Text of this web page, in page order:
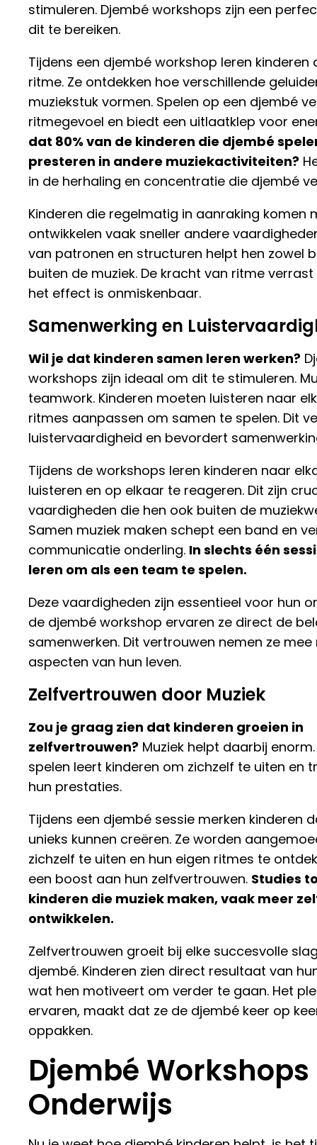
stimuleren. Djembé workshops zijn een
dit te bereiken.
Tijdens een djembé workshop leren kinderen
ritme. Ze ontdekken hoe verschillende
muziekstuk vormen. Spelen op een djembé
ritmegevoel en biedt een uitlaatklep voor
dat 80% van de kinderen die djembé
presteren in andere muziekactiviteiten?
in de herhaling en concentratie die djembé
Kinderen die regelmatig in aanraking komen
ontwikkelen vaak sneller andere
van patronen en structuren helpt hen zowel
buiten de muziek. De kracht van ritme
het effect is onmiskenbaar.
Samenwerking en
Wil je dat kinderen samen leren werken?
workshops zijn ideaal om dit te stimuleren.
teamwork. Kinderen moeten luisteren naar
ritmes aanpassen om samen te spelen. Dit
luistervaardigheid en bevordert
Tijdens de workshops leren kinderen naar
luisteren en op elkaar te reageren. Dit zijn
vaardigheden die hen ook buiten de
Samen muziek maken schept een band en
communicatie onderling. In slechts één
leren om als een team te spelen.
Deze vaardigheden zijn essentieel voor hun
de djembé workshop ervaren ze direct de
samenwerken. Dit vertrouwen nemen ze
aspecten van hun leven.
Zelfvertrouwen door Muziek
Zou je graag zien dat kinderen groeien in
zelfvertrouwen? Muziek helpt daarbij
spelen leert kinderen om zichzelf te uiten en
hun prestaties.
Tijdens een djembé sessie merken kinderen
unieks kunnen creëren. Ze worden
zichzelf te uiten en hun eigen ritmes te
een boost aan hun zelfvertrouwen. Studies
kinderen die muziek maken, vaak meer
ontwikkelen.
Zelfvertrouwen groeit bij elke succesvolle
djembé. Kinderen zien direct resultaat van
wat hen motiveert om verder te gaan. Het
ervaren, maakt dat ze de djembé keer op
oppakken.
Djembé
Onderwijs